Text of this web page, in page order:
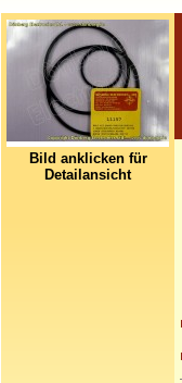
Bild anklicken für
Detailansicht